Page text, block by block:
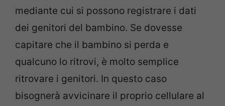
mediante cui si possono registrare i dati
dei genitori del bambino. Se dovesse
capitare che il bambino si perda e
qualcuno lo ritrovi, è molto semplice
ritrovare i genitori. In questo caso
bisognerà avvicinare il proprio cellulare al